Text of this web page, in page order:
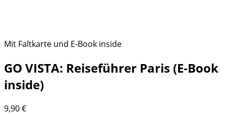
Mit Faltkarte und E-Book inside
GO VISTA: Reiseführer Paris (E-Book
inside)
9,90€